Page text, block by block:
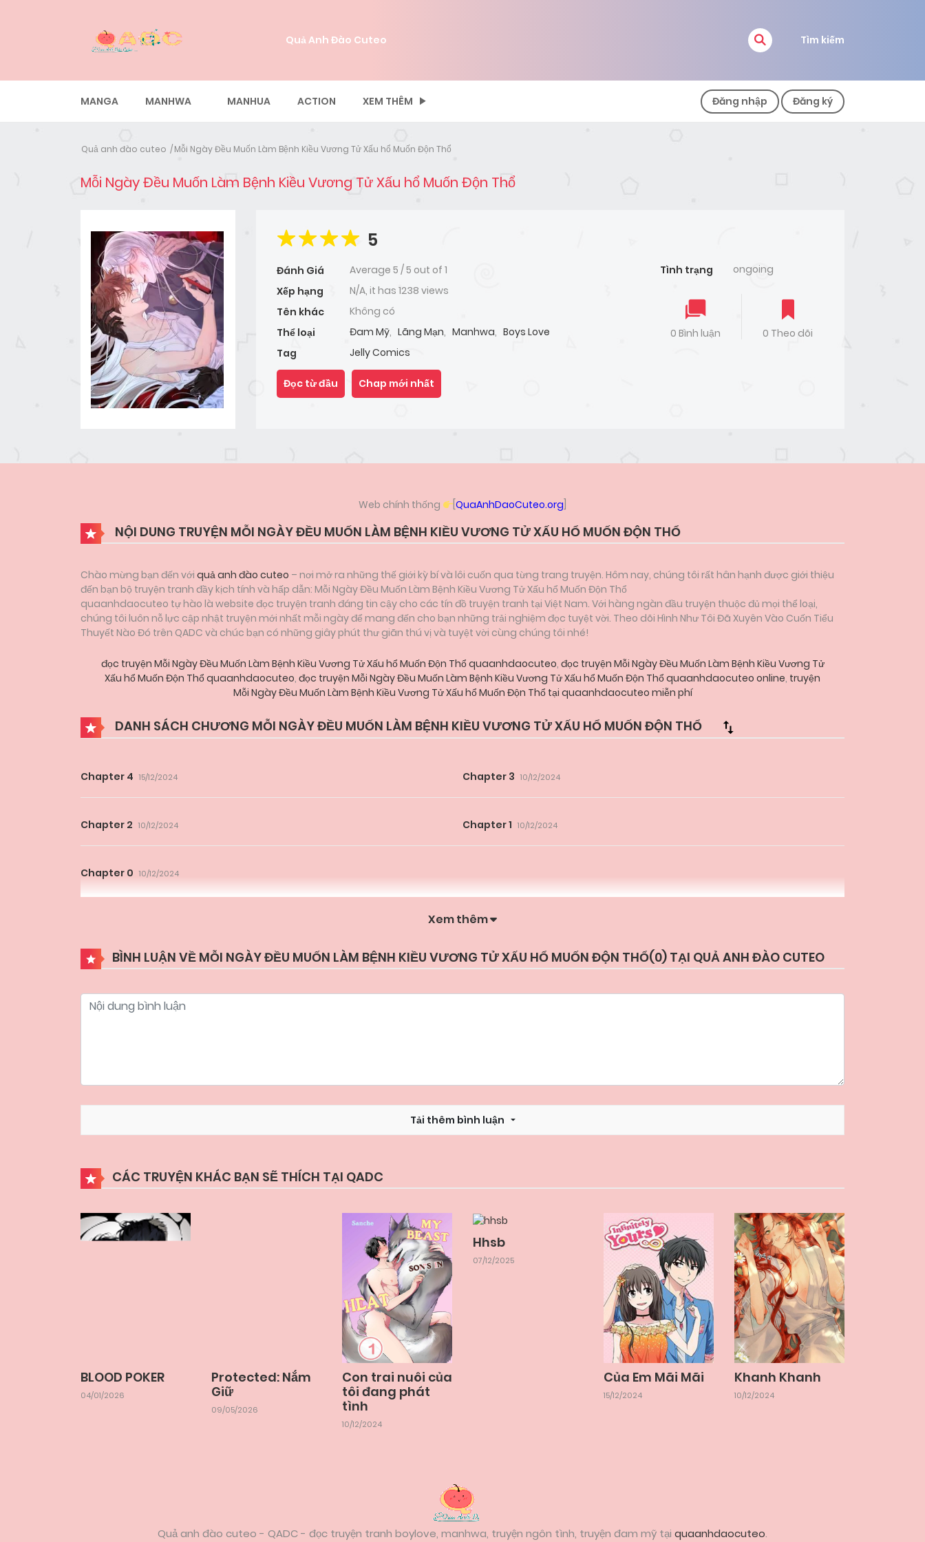
Quả Anh Đào Cuteo Tìm kiếm
MANGA MANHWA MANHUA ACTION XEM THÊM Đăng nhập Đăng ký
Quả anh đào cuteo Mỗi Ngày Đều Muốn Làm Bệnh Kiều Vương Tử Xấu hổ Muốn Độn Thổ
Mỗi Ngày Đều Muốn Làm Bệnh Kiều Vương Tử Xấu hổ Muốn Độn Thổ
5
Đánh Giá Average 5 /5 out of 1
Xếp hạng
N/A, it has 1238 views
Tên khác
Không có
Thể loại
Đam Mỹ, Lãng Mạn, Manhwa, Boys Love
Tag
Jelly Comics
Tình trạng ongoing
0 Bình luận 0 Theo dõi
Đọc từ đầu Chap mới nhất
Web chính thống [QuaAnhDaoCuteo.org
NỘI DUNG TRUYỆN MỖI NGÀY ĐỀU MUỐN LÀM BỆNH KIỀU VƯƠNG TỬ XẤU HỔ MUỐN ĐỘN THỔ
Chào mừng bạn đến với quả anh đào cuteo – nơi mở ra những thế giới kỳ bí và lôi cuốn qua từng trang truyện. Hôm nay, chúng tôi rất hân hạnh được giới thiệu
đến bạn bộ truyện tranh đầy kịch tính và hấp dẫn: Mỗi Ngày Đều Muốn Làm Bệnh Kiều Vương Tử Xấu hổ Muốn Độn Thổ
quaanhdaocuteo tự hào là website đọc truyện tranh đáng tin cậy cho các tín đồ truyện tranh tại Việt Nam. Với hàng ngàn đầu truyện thuộc đủ mọi thể loại,
chúng tôi luôn nỗ lực cập nhật truyện mới nhất mỗi ngày để mang đến cho bạn những trải nghiệm đọc tuyệt vời. Theo dõi Hình Như Tôi Đã Xuyên Vào Cuốn Tiểu
Thuyết Nào Đó trên QADC và chúc bạn có những giây phút thư giãn thú vị và tuyệt vời cùng chúng tôi nhé!
đọc truyện Mỗi Ngày Đều Muốn Làm Bệnh Kiều Vương Tử Xấu hổ Muốn Độn Thổ quaanhdaocuteo, đọc truyện Mỗi Ngày Đều Muốn Làm Bệnh Kiều Vương Tử
Xấu hổ Muốn Độn Thổ quaanhdaocuteo, đọc truyện Mỗi Ngày Đều Muốn Làm Bệnh Kiều Vương Tử Xấu hổ Muốn Độn Thổ quaanhdaocuteo online, truyện
Mỗi Ngày Đều Muốn Làm Bệnh Kiều Vương Tử Xấu hổ Muốn Độn Thổ tại quaanhdaocuteo miễn phí
DANH SÁCH CHƯƠNG MỖI NGÀY ĐỀU MUỐN LÀM BỆNH KIỀU VƯƠNG TỬ XẤU HỔ MUỐN ĐỘN THỔ
Chapter 4 15/12/2024 Chapter 3 10/12/2024
Chapter 2 10/12/2024 Chapter 1 10/12/2024
Chapter 0 10/12/2024
Xem thêm
BÌNH LUẬN VỀ MỖI NGÀY ĐỀU MUỐN LÀM BỆNH KIỀU VƯƠNG TỬ XẤU HỔ MUỐN ĐỘN THỔ(0) TẠI QUẢ ANH ĐÀO CUTEO
Tải thêm bình luận
CÁC TRUYỆN KHÁC BẠN SẼ THÍCH TẠI QADC
BLOOD POKER
04/01/2026
Protected: Nắm
Giữ
09/05/2026
Con trai nuôi của
tôi đang phát
tình
10/12/2024
Hhsb
07/12/2025
Của Em Mãi Mãi
15/12/2024
Khanh Khanh
10/12/2024
Quả anh đào cuteo - QADC - đọc truyện tranh boylove, manhwa, truyện ngôn tình, truyện đam mỹ tại quaanhdaocuteo.